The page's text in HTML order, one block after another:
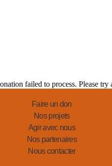
failed to process. Please try
Faire un don
Nos projets
Agir avec nous
Nos partenaires
Nous contacter